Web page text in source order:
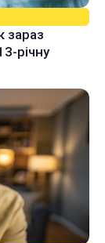
зараз
річну